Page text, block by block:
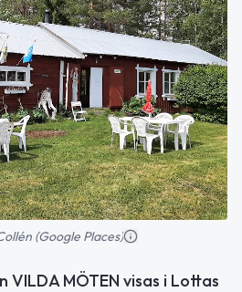
(Google Places)
MÖTEN visas i Lottas